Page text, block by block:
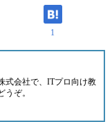
1
式会社で、ITプロ向け教
うぞ。